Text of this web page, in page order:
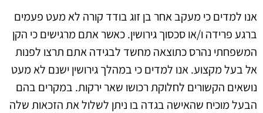
אנו למדים כי מעקב אחר בן זוג בודד קורה לא מעט פעמים
ברגע פרידה ו/או סכסוך גירושין. כאשר אתם מרגישים כי הקן
המשפחתי נהרס כתוצאה מחשד לבגידה אתם תרצו לפנות
אל בעל מקצוע. אנו למדים כי במהלך גירושין ישנם לא מעט
נושאים הקשורים לחלוקת רכושו שאר ירקות. במקרים בהם
הבעל מוכיח שהאישה בגדה בו ניתן לשלול את הזכאות שלה